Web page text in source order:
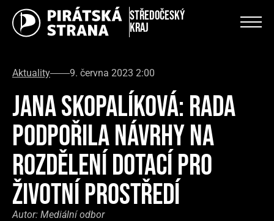
Středočeský
kraj
Aktuality 9. června 2023 2:00
JANA SKOPALÍKOVÁ: RADA
PODPOŘILA NÁVRHY NA
ROZDĚLENÍ DOTACÍ PRO
ŽIVOTNÍ PROSTŘEDÍ
Autor: Mediální odbor